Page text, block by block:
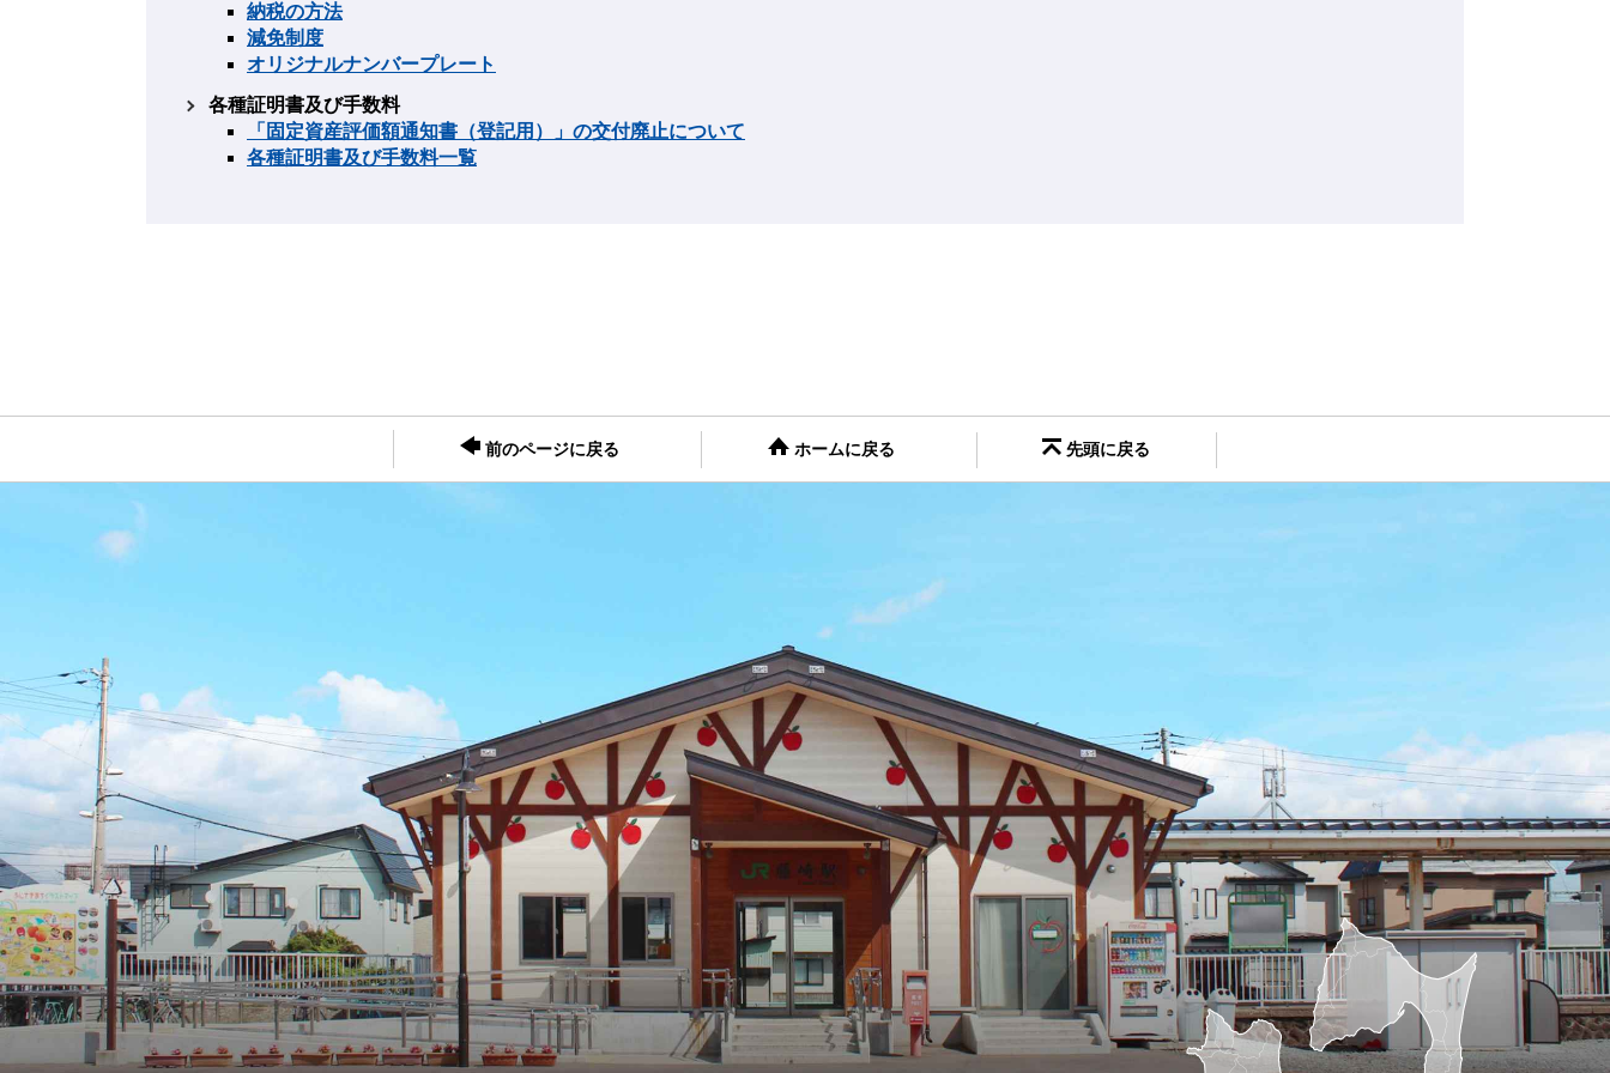
納税の方法
減免制度
オリジナルナンバープレート
各種証明書及び手数料
「固定資産評価額通知書（登記用）」の交付廃止について
各種証明書及び手数料一覧
前のページに戻る ホームに戻る 先頭に戻る